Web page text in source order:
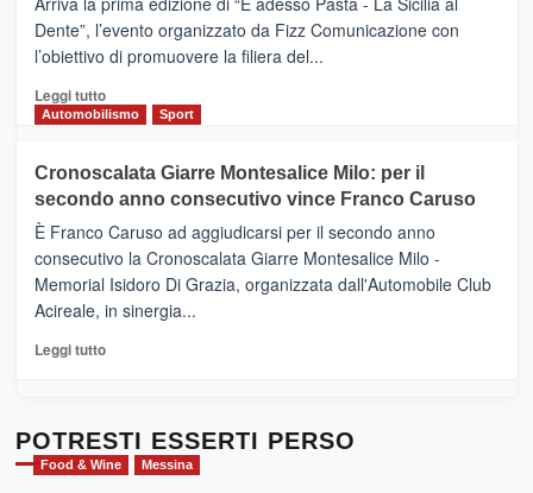
–
Il
Borgo
Gusto,
il
tra
sapori
vicoli
medievali
Dente”, l’evento organizzato da Fizz Comunicazione con
l’obiettivo di promuovere la filiera del...
Leggi tuttoLeggi
di
Mondello
(Palermo)
–
“E
adesso
Pasta
–
Sicilia
l’
evento
per
Automobilismo Sport
Cronoscalata Giarre Montesalice Milo: per il
secondo anno consecutivo vince Franco Caruso
È Franco Caruso ad aggiudicarsi per il secondo anno
consecutivo la Cronoscalata Giarre Montesalice Milo -
Memorial Isidoro Di Grazia, organizzata dall'Automobile Club
Acireale, in sinergia...
Leggi tuttoLeggi
Cronoscalata
Giarre
Montesalice
POTRESTI ESSERTI PERSO
Food & Wine Messina